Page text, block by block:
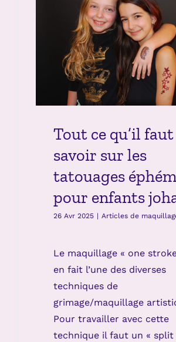
Tout ce qu’il faut
sur les
éphémères pour
johann
Articles de maquillages
Tout ce qu’il faut
savoir sur les
tatouages
pour enfants
26 Avr 2025 | Articles de
Le maquillage « one
en fait l’une des diverses
techniques de
grimage/maquillage
Pour travailler avec cette
technique il faut un « split